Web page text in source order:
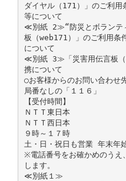
ダイヤル（171）」のご利用
等について
≪別紙 2≫“防災とボランテ
板（web171）」のご利用条
について
≪別紙 3≫「災害用伝言板（
携について
○お客様からのお問い合わせ
局番なしの「１１６」
【受付時間】
ＮＴＴ東日本
ＮＴＴ西日本
９時～１７時
土・日・祝日も営業 年末年
※電話番号をお確かめのうえ
します。
≪別紙１≫